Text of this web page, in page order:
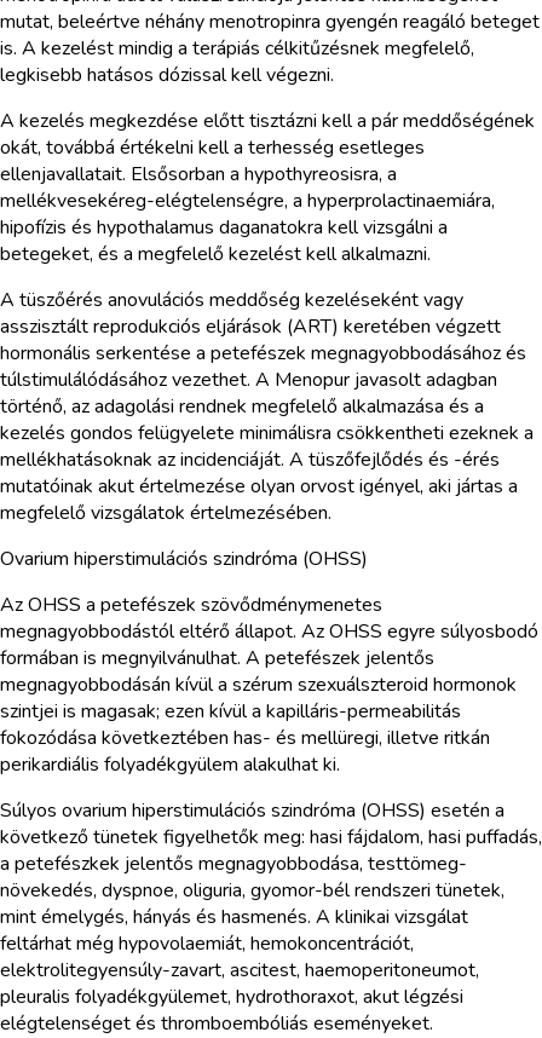
mutat, beleértve néhány menotropinra gyengén reagáló beteget
is. A kezelést mindig a terápiás célkitűzésnek megfelelő,
legkisebb hatásos dózissal kell végezni.
A kezelés megkezdése előtt tisztázni kell a pár meddőségének
okát, továbbá értékelni kell a terhesség esetleges
ellenjavallatait. Elsősorban a hypothyreosisra, a
mellékvesekéreg-elégtelenségre, a hyperprolactinaemiára,
hipofízis és hypothalamus daganatokra kell vizsgálni a
betegeket, és a megfelelő kezelést kell alkalmazni.
A tüszőérés anovulációs meddőség kezeléseként vagy
asszisztált reprodukciós eljárások (ART) keretében végzett
hormonális serkentése a petefészek megnagyobbodásához és
túlstimulálódásához vezethet. A Menopur javasolt adagban
történő, az adagolási rendnek megfelelő alkalmazása és a
kezelés gondos felügyelete minimálisra csökkentheti ezeknek a
mellékhatásoknak az incidenciáját. A tüszőfejlődés és -érés
mutatóinak akut értelmezése olyan orvost igényel, aki jártas a
megfelelő vizsgálatok értelmezésében.
Ovarium hiperstimulációs szindróma (OHSS)
Az OHSS a petefészek szövődménymenetes
megnagyobbodástól eltérő állapot. Az OHSS egyre súlyosbodó
formában is megnyilvánulhat. A petefészek jelentős
megnagyobbodásán kívül a szérum szexuálszteroid hormonok
szintjei is magasak; ezen kívül a kapilláris-permeabilitás
fokozódása következtében has- és mellüregi, illetve ritkán
perikardiális folyadékgyülem alakulhat ki.
Súlyos ovarium hiperstimulációs szindróma (OHSS) esetén a
következő tünetek figyelhetők meg: hasi fájdalom, hasi puffadás,
a petefészkek jelentős megnagyobbodása, testtömeg-
növekedés, dyspnoe, oliguria, gyomor-bél rendszeri tünetek,
mint émelygés, hányás és hasmenés. A klinikai vizsgálat
feltárhat még hypovolaemiát, hemokoncentrációt,
elektrolitegyensúly-zavart, ascitest, haemoperitoneumot,
pleuralis folyadékgyülemet, hydrothoraxot, akut légzési
elégtelenséget és thromboembóliás eseményeket.